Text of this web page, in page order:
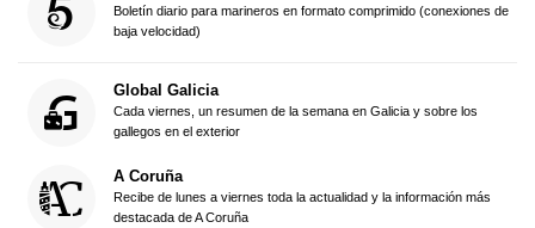
Boletín diario para marineros en formato comprimido (conexiones de
baja velocidad)
Global Galicia
Cada viernes, un resumen de la semana en Galicia y sobre los
gallegos en el exterior
A Coruña
Recibe de lunes a viernes toda la actualidad y la información más
destacada de A Coruña